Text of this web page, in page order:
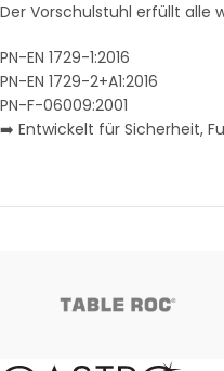
Der Vorschulstuhl erfüllt alle
PN-EN 1729-1:2016
PN-EN 1729-2+A1:2016
PN-F-06009:2001
➡️ Entwickelt für Sicherheit,